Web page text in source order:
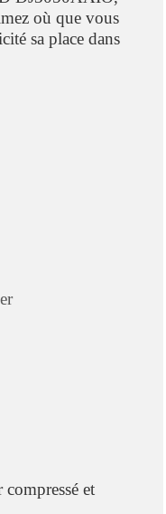
où que vous
sa place dans
et